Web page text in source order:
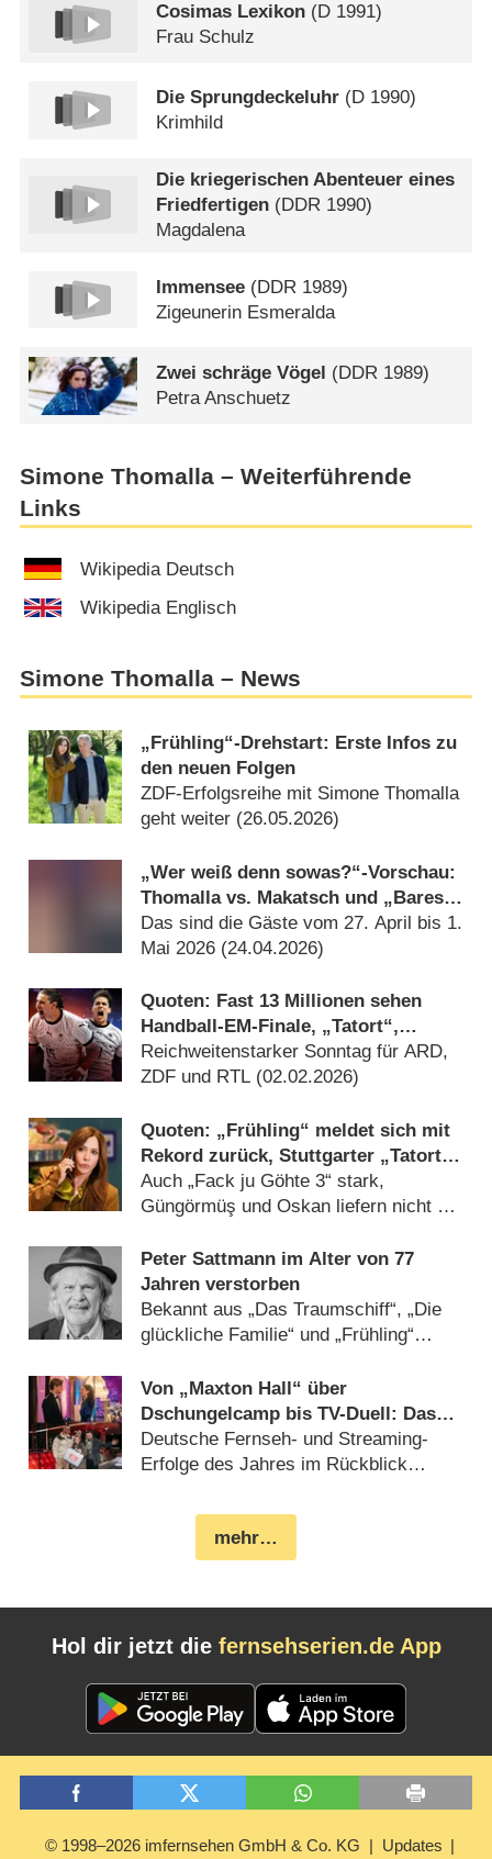
Cosimas Lexikon (D 1991)
Frau Schulz
Die Sprungdeckeluhr (D 1990)
Krimhild
Die kriegerischen Abenteuer eines
Friedfertigen (DDR 1990)
Magdalena
Immensee (DDR 1989)
Zigeunerin Esmeralda
Zwei schräge Vögel (DDR 1989)
Petra Anschuetz
Simone Thomalla – Weiterführende
Links
Wikipedia Deutsch
Wikipedia Englisch
Simone Thomalla – News
„Frühling“-Drehstart: Erste Infos zu
den neuen Folgen
ZDF-Erfolgsreihe mit Simone Thomalla
geht weiter (26.05.2026)
„Wer weiß denn sowas?“-Vorschau:
Thomalla vs. Makatsch und „Bares
für Rares“-Duell
Das sind die Gäste vom 27. April bis 1.
Mai 2026 (24.04.2026)
Quoten: Fast 13 Millionen sehen
Handball-EM-Finale, „Tatort“,
„Frühling“ und Dschungelcamp
dominieren Primetime
Reichweitenstarker Sonntag für ARD,
ZDF und RTL (02.02.2026)
Quoten: „Frühling“ meldet sich mit
Rekord zurück, Stuttgarter „Tatort“
trotzdem unschlagbar
Auch „Fack ju Göhte 3“ stark,
Güngörmüş und Oskan liefern nicht ab
Peter Sattmann im Alter von 77
Jahren verstorben
Bekannt aus „Das Traumschiff“, „Die
glückliche Familie“ und „Frühling“
Von „Maxton Hall“ über
Dschungelcamp bis TV-Duell: Das
waren die größten Hits 2025
Deutsche Fernseh- und Streaming-
Erfolge des Jahres im Rückblick
mehr…
Hol dir jetzt die fernsehserien.de App
© 1998–2026 imfernsehen GmbH & Co. KG Updates